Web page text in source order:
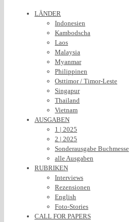
LÄNDER
Indonesien
Kambodscha
Laos
Malaysia
Myanmar
Philippinen
Osttimor / Timor-Leste
Singapur
Thailand
Vietnam
AUSGABEN
1 | 2025
2 | 2025
Sonderausgabe Buchmesse
alle Ausgaben
RUBRIKEN
Interviews
Rezensionen
English
Foto-Stories
CALL FOR PAPERS